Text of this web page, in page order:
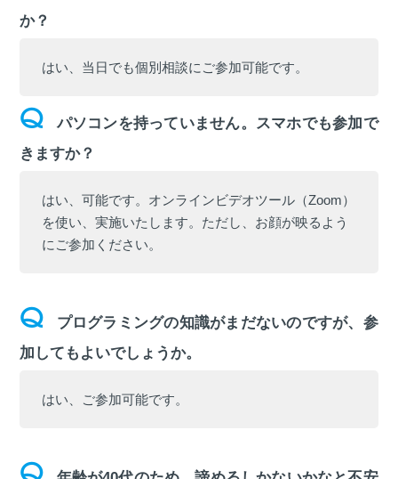
か？
はい、当日でも個別相談にご参加可能です。
パソコンを持っていません。スマホでも参加で
きますか？
はい、可能です。オンラインビデオツール（Zoom）
を使い、実施いたします。ただし、お顔が映るよう
にご参加ください。
プログラミングの知識がまだないのですが、参
加してもよいでしょうか。
はい、ご参加可能です。